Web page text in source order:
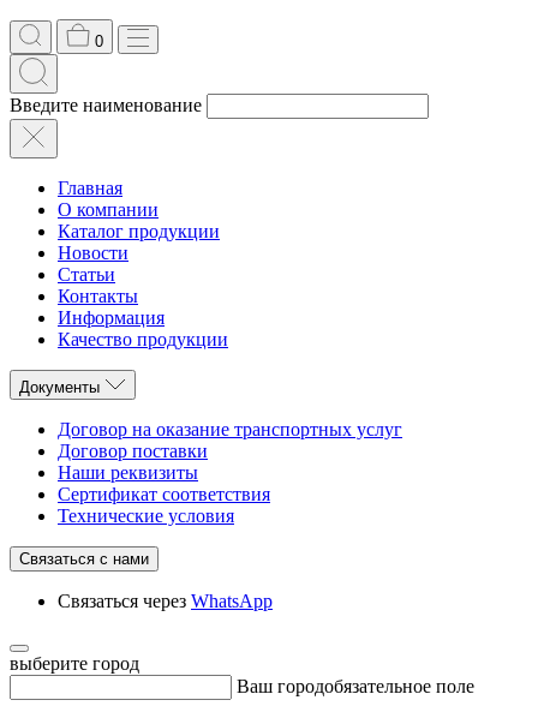
0
Введите наименование
Главная
О компании
Каталог продукции
Новости
Статьи
Контакты
Информация
Качество продукции
Документы
Договор на оказание транспортных услуг
Договор поставки
Наши реквизиты
Сертификат соответствия
Технические условия
Связаться с нами
Связаться через WhatsApp
выберите город
Ваш городобязательное поле